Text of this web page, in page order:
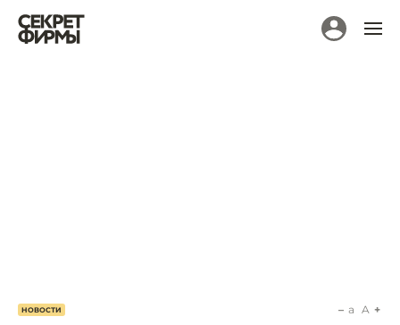
НОВОСТИ a A